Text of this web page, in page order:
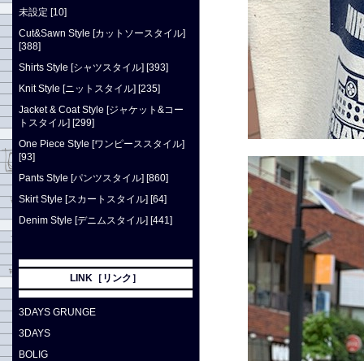
未設定 [10]
Cut&Sawn Style [カットソースタイル]
[388]
Shirts Style [シャツスタイル] [393]
Knit Style [ニットスタイル] [235]
Jacket & Coat Style [ジャケット&コー
トスタイル] [299]
One Piece Style [ワンピーススタイル]
[93]
Pants Style [パンツスタイル] [860]
Skirt Style [スカートスタイル] [64]
Denim Style [デニムスタイル] [441]
LINK［リンク］
3DAYS GRUNGE
3DAYS
BOLIG